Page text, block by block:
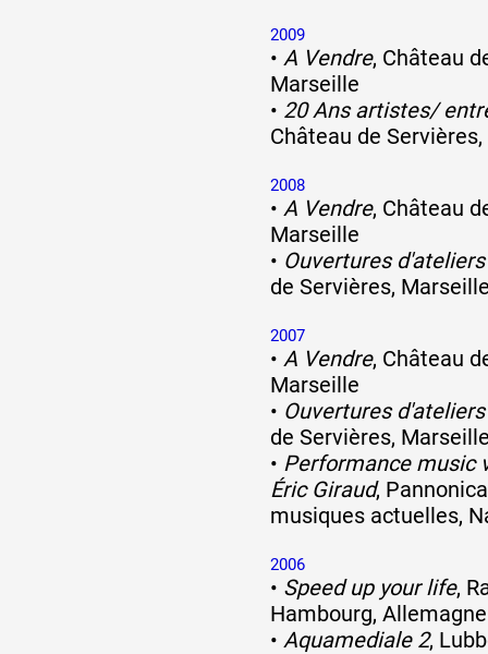
2009
• A Vendre, Château
Marseille
• 20 Ans artistes/
Château de
2008
• A Vendre, Château
Marseille
• Ouvertures
de Servières,
2007
• A Vendre, Château
Marseille
• Ouvertures
de Servières,
• Performance music
Éric Giraud,
musiques actuelles,
2006
• Speed up your life,
Hambourg, Allemagne
• Aquamediale 2,